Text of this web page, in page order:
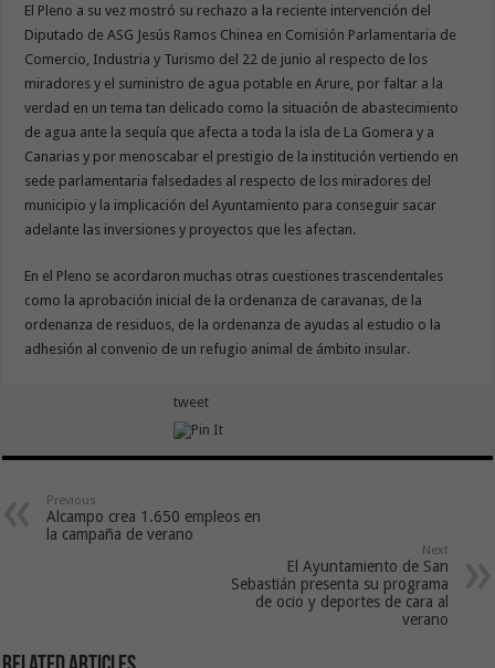
El Pleno a su vez mostró su rechazo a la reciente intervención del
Diputado de ASG Jesús Ramos Chinea en Comisión Parlamentaria de
Comercio, Industria y Turismo del 22 de junio al respecto de los
miradores y el suministro de agua potable en Arure, por faltar a la
verdad en un tema tan delicado como la situación de abastecimiento
de agua ante la sequía que afecta a toda la isla de La Gomera y a
Canarias y por menoscabar el prestigio de la institución vertiendo en
sede parlamentaria falsedades al respecto de los miradores del
municipio y la implicación del Ayuntamiento para conseguir sacar
adelante las inversiones y proyectos que les afectan.
En el Pleno se acordaron muchas otras cuestiones trascendentales
como la aprobación inicial de la ordenanza de caravanas, de la
ordenanza de residuos, de la ordenanza de ayudas al estudio o la
adhesión al convenio de un refugio animal de ámbito insular.
tweet
Previous
Alcampo crea 1.650 empleos en
la campaña de verano
Next
El Ayuntamiento de San
Sebastián presenta su programa
de ocio y deportes de cara al
verano